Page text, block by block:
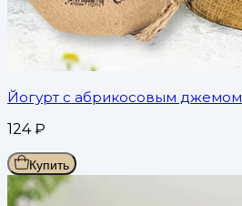
Йогурт с абрикосовым джемом
124₽
Купить